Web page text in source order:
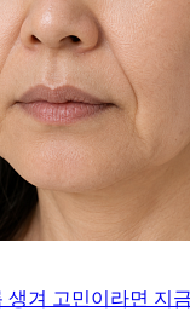
생겨 고민이라면 지